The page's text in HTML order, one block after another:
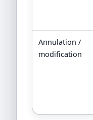
Annulation /
modification